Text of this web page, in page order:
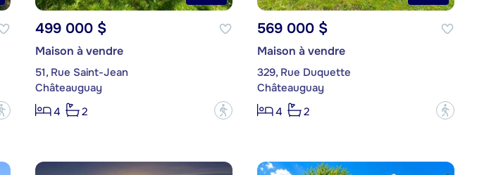
499 000 $
Maison à vendre
51, Rue Saint-Jean
Châteauguay
4
2 ?
569 000 $
Maison à vendre
329, Rue Duquette
Châteauguay
4
2 ?